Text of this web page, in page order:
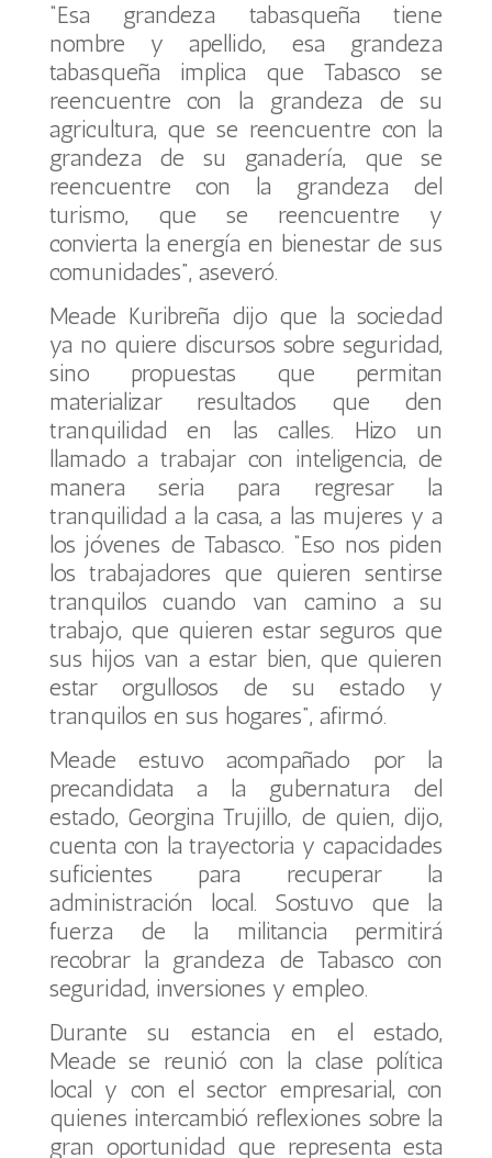
“Esa grandeza tabasqueña tiene
nombre y apellido, esa grandeza
tabasqueña implica que Tabasco se
reencuentre con la grandeza de su
agricultura, que se reencuentre con la
grandeza de su ganadería, que se
reencuentre con la grandeza del
turismo, que se reencuentre y
convierta la energía en bienestar de sus
comunidades”, aseveró.
Meade Kuribreña dijo que la sociedad
ya no quiere discursos sobre seguridad,
sino propuestas que permitan
materializar resultados que den
tranquilidad en las calles. Hizo un
llamado a trabajar con inteligencia, de
manera seria para regresar la
tranquilidad a la casa, a las mujeres y a
los jóvenes de Tabasco. “Eso nos piden
los trabajadores que quieren sentirse
tranquilos cuando van camino a su
trabajo, que quieren estar seguros que
sus hijos van a estar bien, que quieren
estar orgullosos de su estado y
tranquilos en sus hogares”, afirmó.
Meade estuvo acompañado por la
precandidata a la gubernatura del
estado, Georgina Trujillo, de quien, dijo,
cuenta con la trayectoria y capacidades
suficientes para recuperar la
administración local. Sostuvo que la
fuerza de la militancia permitirá
recobrar la grandeza de Tabasco con
seguridad, inversiones y empleo.
Durante su estancia en el estado,
Meade se reunió con la clase política
local y con el sector empresarial, con
quienes intercambió reflexiones sobre la
gran oportunidad que representa esta